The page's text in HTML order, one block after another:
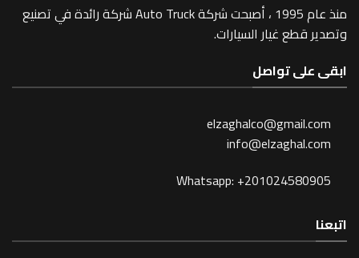
منذ عام 1995 ، أصبحت شركة Auto Truck شركة رائدة في تصنيع
غيار السيارات.
تواصل
Whatsapp: